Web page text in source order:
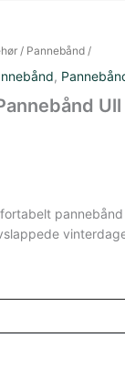
/ Pannebånd/
,